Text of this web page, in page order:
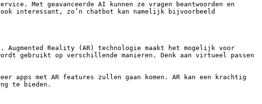
Met geavanceerde AI kunnen ze vragen beantwoorden en
interessant, zo’n chatbot kan namelijk bijvoorbeeld
Reality (AR) technologie maakt het mogelijk voor
gebruikt op verschillende manieren. Denk aan virtueel passen
apps met AR features zullen gaan komen. AR kan een krachtig
te bieden.